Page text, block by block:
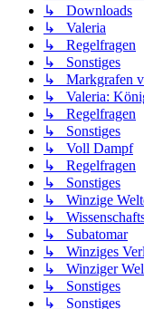
↳ Downloads
↳ Valeria
↳ Regelfragen
↳ Sonstiges
↳ Markgrafen
↳ Valeria:
↳ Regelfragen
↳ Sonstiges
↳ Voll Dampf
↳ Regelfragen
↳ Sonstiges
↳ Winzige
↳
↳ Subatomar
↳ Winziges
↳ Winziger
↳ Sonstiges
↳ Sonstiges